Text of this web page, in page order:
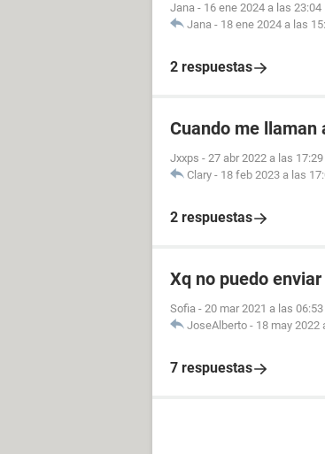
Jana - 16 ene 2024 a las 23:04
Jana - 18 ene 2024 a las
2 respuestas
Cuando me llaman
Jxxps - 27 abr 2022 a las 17:29
Clary - 18 feb 2023 a las
2 respuestas
Xq no puedo
Sofia - 20 mar 2021 a las 06:53
JoseAlberto - 18 may 2022
7 respuestas